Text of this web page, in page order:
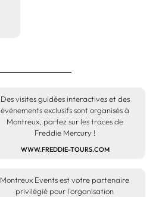
WWW.FREDDIE-TOURS.COM
Des visites guidées interactives et des
événements exclusifs sont organisés à
Montreux, partez sur les traces de
Freddie Mercury !
Montreux Events est votre partenaire
privilégié pour l'organisation